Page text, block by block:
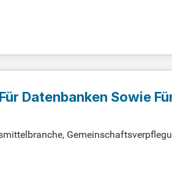
sich jetzt für Ihre Chance!
Datenbanken Sowie
bieten wir umfassende Lösungen
und nachhaltige